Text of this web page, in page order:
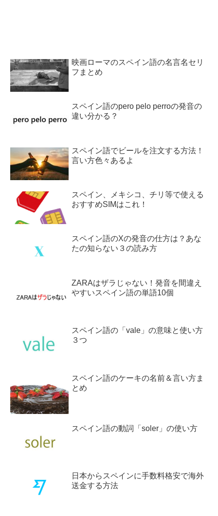
映画ローマのスペイン語の名言名セリ
フまとめ
スペイン語のpero pelo perroの発音の
違い分かる？
スペイン語でビールを注文する方法！
言い方色々あるよ
スペイン、メキシコ、チリ等で使える
おすすめSIMはこれ！
スペイン語のXの発音の仕方は？あな
たの知らない３の読み方
ZARAはザラじゃない！発音を間違え
やすいスペイン語の単語10個
スペイン語の「vale」の意味と使い方
３つ
スペイン語のケーキの名前＆言い方ま
とめ
スペイン語の動詞「soler」の使い方
日本からスペインに手数料格安で海外
送金する方法